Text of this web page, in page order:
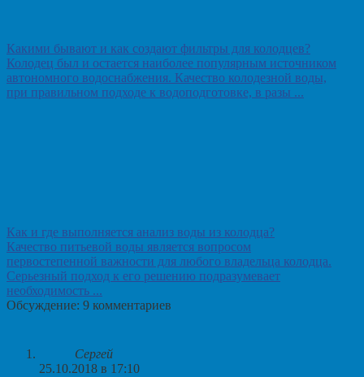
Какими бывают и как создают фильтры для колодцев?
Колодец был и остается наиболее популярным источником
автономного водоснабжения. Качество колодезной воды,
при правильном подходе к водоподготовке, в разы ...
Как и где выполняется анализ воды из колодца?
Качество питьевой воды является вопросом
первостепенной важности для любого владельца колодца.
Серьезный подход к его решению подразумевает
необходимость ...
Обсуждение: 9 комментариев
Сергей
25.10.2018 в 17:10